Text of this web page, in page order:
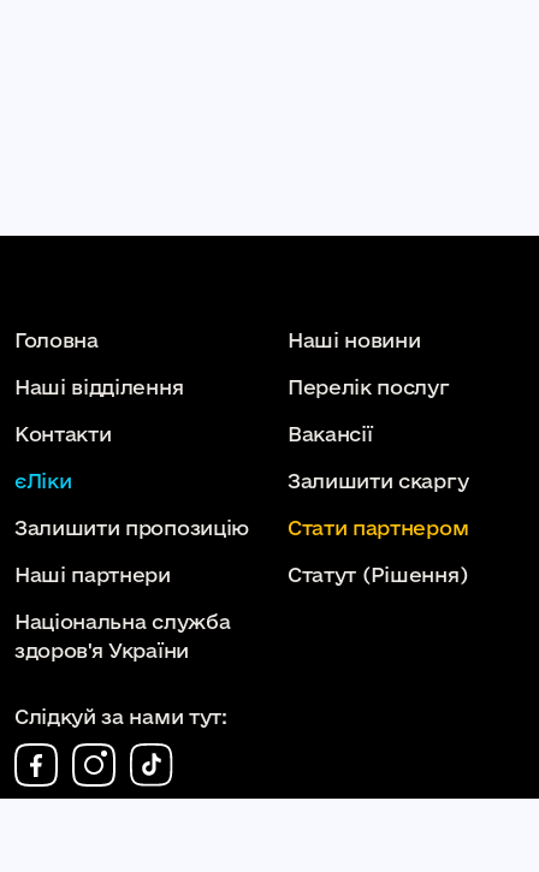
Головна Наші новини
Наші відділення Перелік послуг
Контакти Вакансії
єЛіки Залишити скаргу
Залишити пропозицію Стати партнером
Наші партнери Статут (Рішення)
Національна служба
здоров'я України
Слідкуй за нами тут: